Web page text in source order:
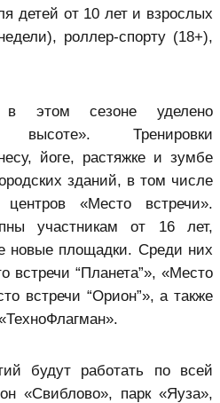
детей от 10 лет и взрослых
роллер‑спорту (18+),
этом сезоне уделено
Тренировки
йоге, растяжке и зумбе
зданий, в том числе
«Место встречи».
участникам от 16 лет,
новые площадки. Среди них
встречи “Планета”», «Место
встречи “Орион”», а также
будут работать по всей
«Свиблово», парк «Яуза»,